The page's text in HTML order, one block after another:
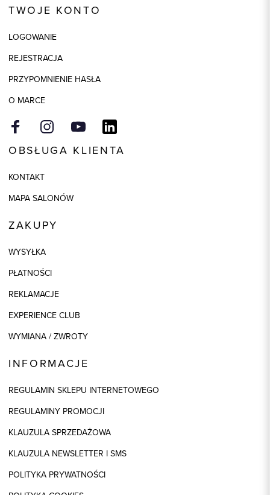
Model
TWOJE KONTO
LOGOWANIE
REJESTRACJA
PRZYPOMNIENIE HASŁA
O MARCE
OBSŁUGA KLIENTA
KONTAKT
MAPA SALONÓW
ZAKUPY
WYSYŁKA
PŁATNOŚCI
REKLAMACJE
EXPERIENCE CLUB
WYMIANA / ZWROTY
INFORMACJE
REGULAMIN SKLEPU INTERNETOWEGO
REGULAMINY PROMOCJI
KLAUZULA SPRZEDAŻOWA
KLAUZULA NEWSLETTER I SMS
POLITYKA PRYWATNOŚCI